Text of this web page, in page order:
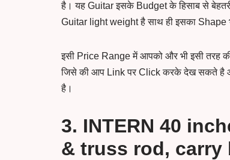
है। यह Guitar इसके Budget के हिसाब से
Guitar light weight है साथ ही इसका Shape
इसी Price Range में आपको और भी इसी तरह
जिसे की आप Link पर Click करके देख सकते है
है।
3. INTERN 40
& truss rod, carry